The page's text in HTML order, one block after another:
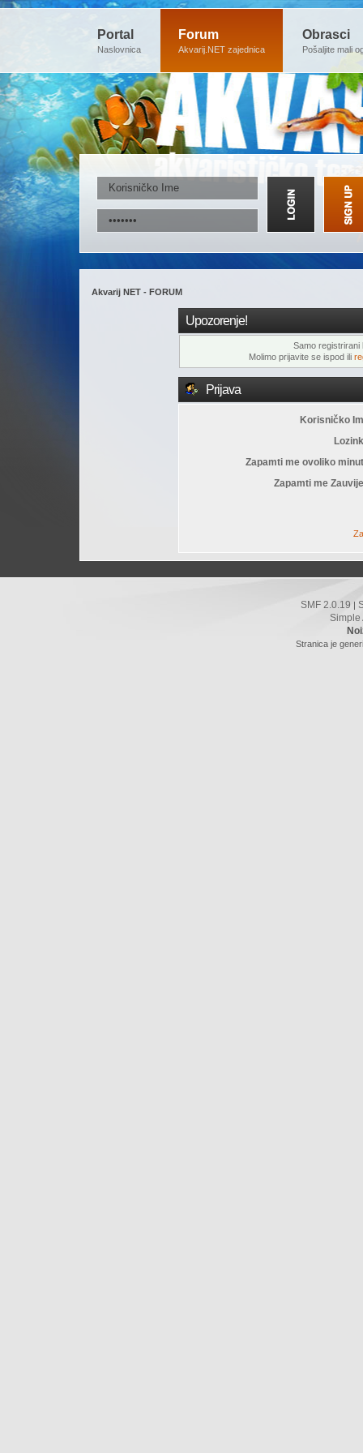
Portal
Naslovnica
Forum
Akvarij.NET zajednica
Obrasci
Pošaljite mali
Akvarij NET - FORUM
Upozorenje!
Samo registrirani
Molimo prijavite se ispod ili
Prijava
Korisničko
Zapamti me ovoliko
Zapamti me
SMF 2.0.19
Simple
Stranica je